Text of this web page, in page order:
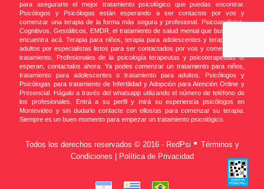
para asegurarte el mejor tratamiento psicológico que puedas encontrar.
Psicólogos y Psicólogas están esperando a ser contactos por vos y
comenzar una terapia de la forma más segura y profesional. Psicoanalistas,
Cognitivos, Gestálticos, EMDR, el tratamiento de salud mental que buscás se
encuentra acá. Terapia para niños, terapia para adolescentes y terapia para
adultos por especialistas listos para ser contactados por vos y comenzar un
tratamiento. Profesionales de la psicología terapeutas y psicoterapeutas te
esperan, contactalos ahora. Ya podes comenzar un tratamiento para niños,
tratamiento para adolescentes o tratamiento para adultos. Psicólogos y
Psicólogas para tratamiento de Infertilidad y Adopción para Atención Online y
Presencial. Hágalo a través del whatsapp utilizando el número de teléfono de
los profesionales. Entrá a su perfil y mirá su experiencia psicólogos en
Montevideo y sin dudarlo contacte con ellos/as para comenzar su terapia.
Siempre es un buen momento para empezar un tratamiento psicológico.
Todos los derechos reservados © 2016 - RedPsi • Términos y
Condiciones | Política de Privacidad